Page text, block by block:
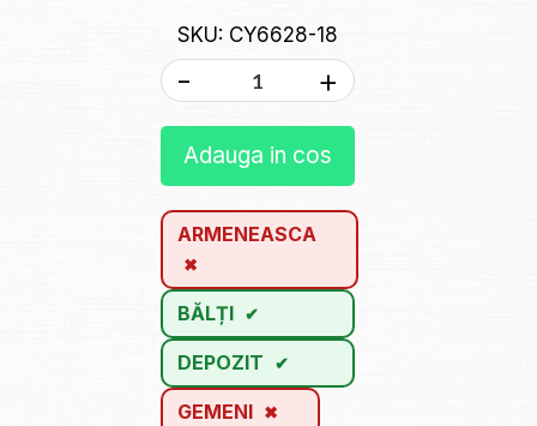
SKU: CY6628-18
- +
Adauga in cos
ARMENEASCA
BĂLȚI
DEPOZIT
GEMENI